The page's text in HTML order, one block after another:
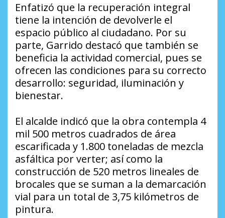
Enfatizó que la recuperación integral
tiene la intención de devolverle el
espacio público al ciudadano. Por su
parte, Garrido destacó que también se
beneficia la actividad comercial, pues se
ofrecen las condiciones para su correcto
desarrollo: seguridad, iluminación y
bienestar.
El alcalde indicó que la obra contempla 4
mil 500 metros cuadrados de área
escarificada y 1.800 toneladas de mezcla
asfáltica por verter; así como la
construcción de 520 metros lineales de
brocales que se suman a la demarcación
vial para un total de 3,75 kilómetros de
pintura.